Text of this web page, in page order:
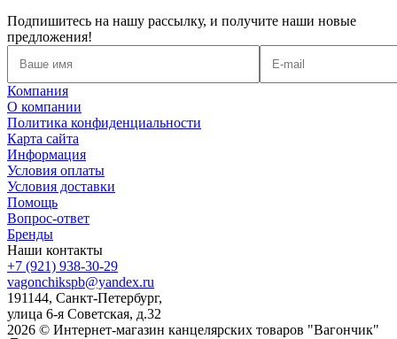
Подпишитесь на нашу рассылку, и получите наши новые
предложения!
Компания
О компании
Политика конфиденциальности
Карта сайта
Информация
Условия оплаты
Условия доставки
Помощь
Вопрос-ответ
Бренды
Наши контакты
+7 (921) 938-30-29
vagonchikspb@yandex.ru
191144, Санкт-Петербург,
улица 6-я Советская, д.32
2026 © Интернет-магазин канцелярских товаров "Вагончик"